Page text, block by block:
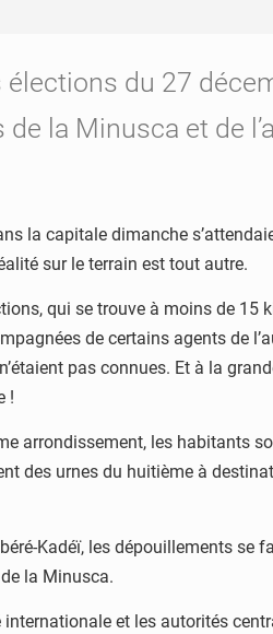
du 27
la Minusca et de
la capitale dimanche
sur le terrain est tout autre.
qui se trouve à moins de
de certains agents de
pas connues. Et à la
!
arrondissement, les
urnes du huitième à
Kadéï, les dépouillements
la Minusca.
et les autorités